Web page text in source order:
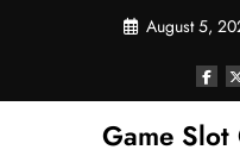
August 5,
Game